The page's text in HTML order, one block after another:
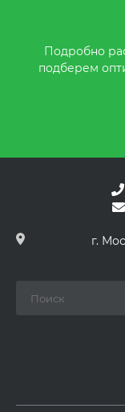
Подробно
подберем
г.